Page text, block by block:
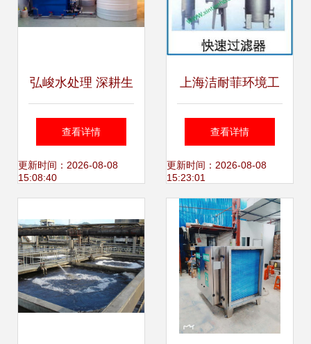
弘峻水处理 深耕生
活污水处理设备研
发，助力绿色未来
查看详情
更新时间：2026-08-08
15:08:40
上海洁耐菲环境工
程设备 专业水处理
设备的研发与创新
查看详情
更新时间：2026-08-08
15:23:01